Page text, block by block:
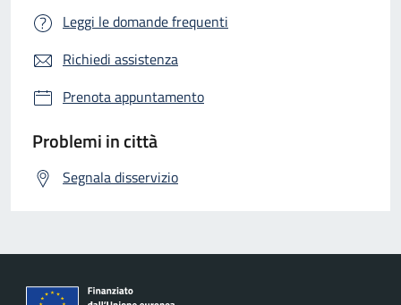
Leggi le domande frequenti
Richiedi assistenza
Prenota appuntamento
Problemi in città
Segnala disservizio